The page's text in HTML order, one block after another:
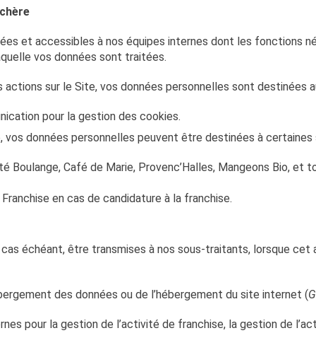
et accessibles à nos équipes internes dont les fonctions
vos données sont traitées.
actions sur le Site, vos données personnelles sont destinées
pour la gestion des cookies.
vos données personnelles peuvent être destinées à
Boulange, Café de Marie, Provenc’Halles, Mangeons Bio, et
en cas de candidature à la franchise.
échéant, être transmises à nos sous-traitants, lorsque cet
des données ou de l’hébergement du site internet (
pour la gestion de l’activité de franchise, la gestion de